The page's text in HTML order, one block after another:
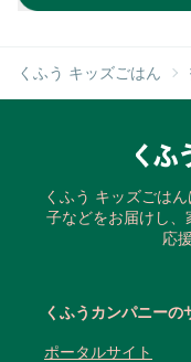
くふう キッズごはん
くふう キッズごは
子などをお届けし
応
くふうカンパニーの
ポータルサイト